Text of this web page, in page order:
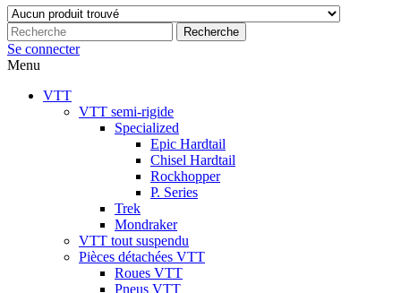
Recherche
Se connecter
Menu
VTT
VTT semi-rigide
Specialized
Epic Hardtail
Chisel Hardtail
Rockhopper
P. Series
Trek
Mondraker
VTT tout suspendu
Pièces détachées VTT
Roues VTT
Pneus VTT